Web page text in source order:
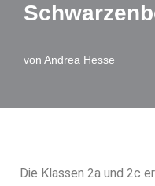
von Andrea Hesse
Die Klassen 2a und 2c